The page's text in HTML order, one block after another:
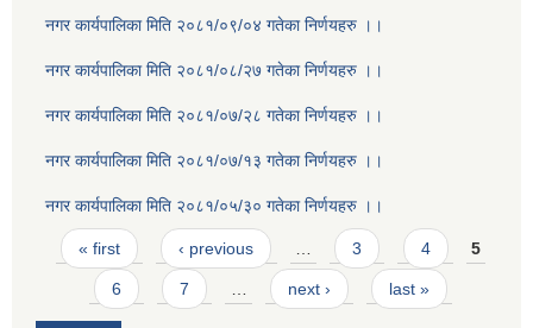
नगर कार्यपालिका मिति २०८१/०९/०४ गतेका निर्णयहरु ।।
नगर कार्यपालिका मिति २०८१/०८/२७ गतेका निर्णयहरु ।।
नगर कार्यपालिका मिति २०८१/०७/२८ गतेका निर्णयहरु ।।
नगर कार्यपालिका मिति २०८१/०७/१३ गतेका निर्णयहरु ।।
नगर कार्यपालिका मिति २०८१/०५/३० गतेका निर्णयहरु ।।
Pages
« first ‹ previous 3 4 5
6 7 next › last »